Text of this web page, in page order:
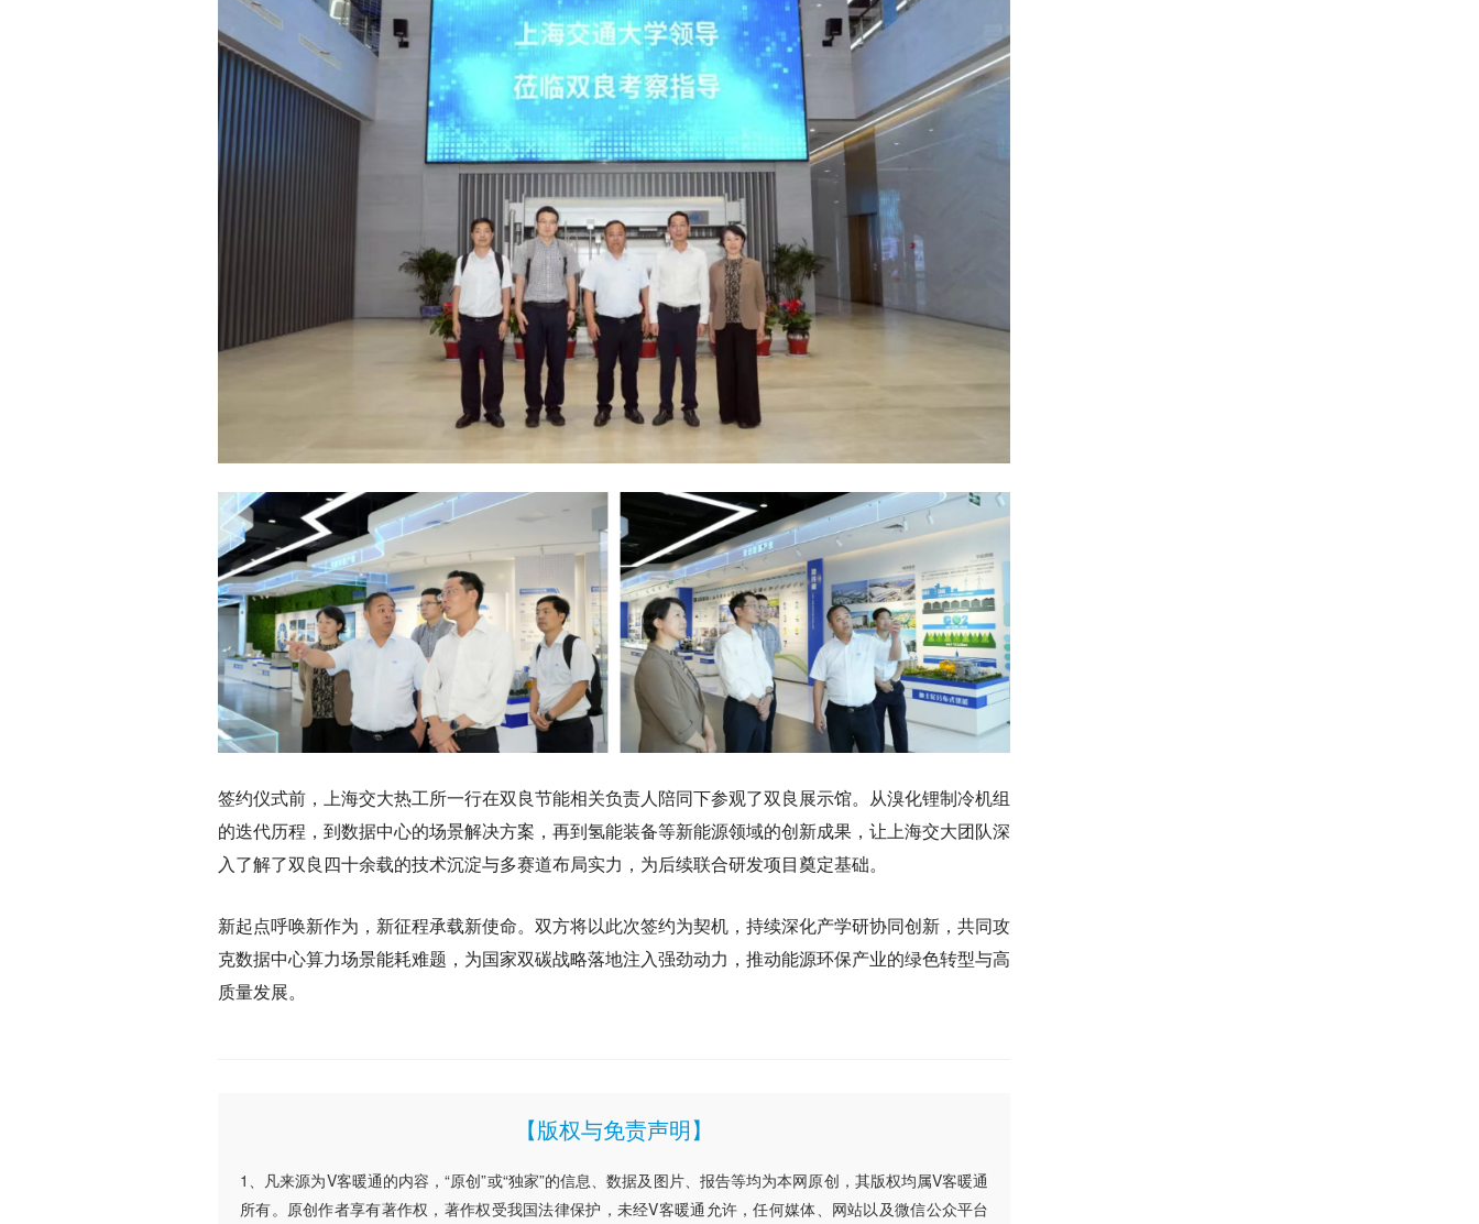
签约仪式前，上海交大热工所一行在双良节能相关负责人陪同下参观了双良展示馆。从溴化锂制冷机组
的迭代历程，到数据中心的场景解决方案，再到氢能装备等新能源领域的创新成果，让上海交大团队深
入了解了双良四十余载的技术沉淀与多赛道布局实力，为后续联合研发项目奠定基础。
新起点呼唤新作为，新征程承载新使命。双方将以此次签约为契机，持续深化产学研协同创新，共同攻
克数据中心算力场景能耗难题，为国家双碳战略落地注入强劲动力，推动能源环保产业的绿色转型与高
质量发展。
【版权与免责声明】
1、凡来源为V客暖通的内容，“原创”或“独家”的信息、数据及图片、报告等均为本网原创，其版权均属V客暖通
所有。原创作者享有著作权，著作权受我国法律保护，未经V客暖通允许，任何媒体、网站以及微信公众平台